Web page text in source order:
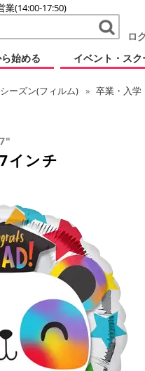
業(14:00-17:50)
ロ
始める イベント・スク
シーズン(フィルム) 卒業・入学
インチ